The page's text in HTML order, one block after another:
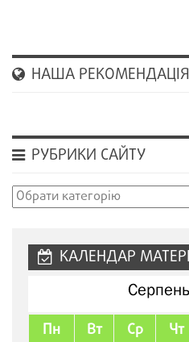
НАША
РУБРИКИ САЙТУ
Рубрики
КАЛЕНДАР
Пн Вт Ср Чт